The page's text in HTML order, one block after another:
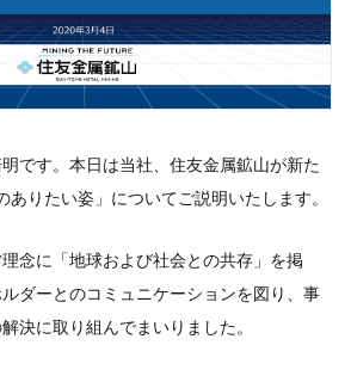
明です。本日は当社、住友金属鉱山が新た
りたい姿」についてご説明いたします。
念に「地球および社会との共存」を掲
ダーとのコミュニケーションを図り、事
決に取り組んでまいりました。